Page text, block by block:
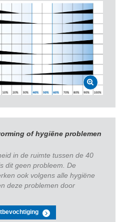
of hygiëne problemen
in de ruimte tussen de 40
dit geen probleem. De
ook volgens alle hygiëne
deze problemen door